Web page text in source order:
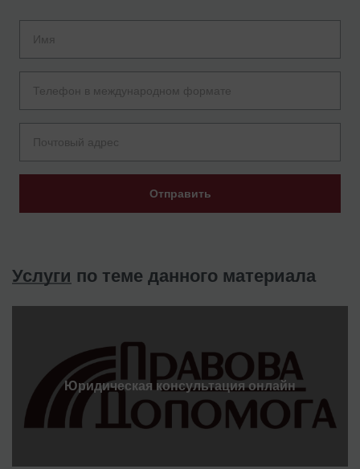
Отправить
Услуги по теме данного материала
Юридическая консультация онлайн